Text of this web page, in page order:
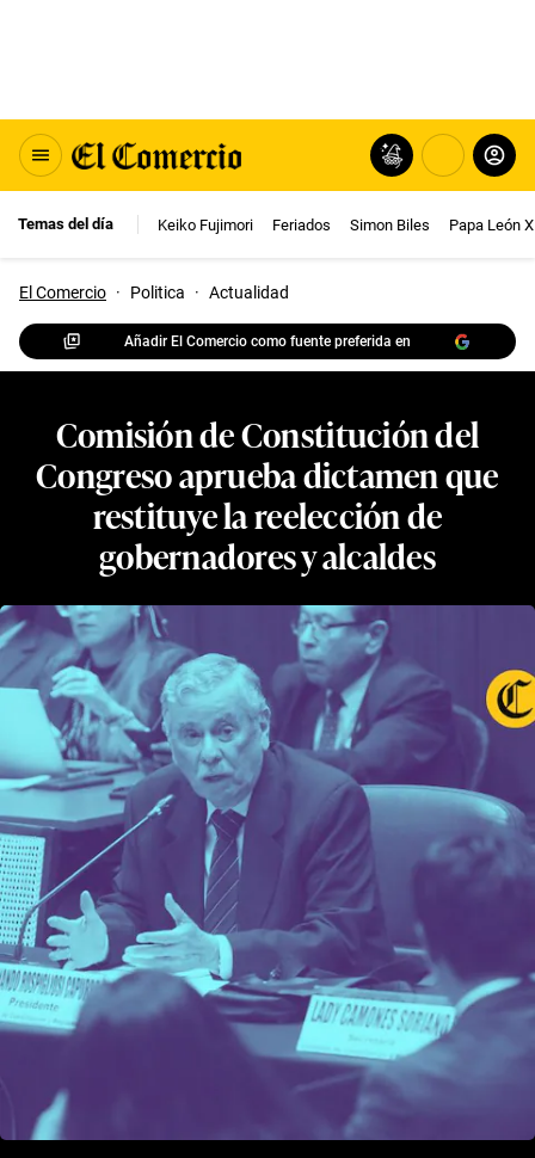
Temas del día Keiko Fujimori Feriados Simon Biles Papa León
El Comercio · Politica · Actualidad
Añadir El Comercio como fuente preferida en
Comisión de Constitución del
Congreso aprueba dictamen que
restituye la reelección de
gobernadores y alcaldes